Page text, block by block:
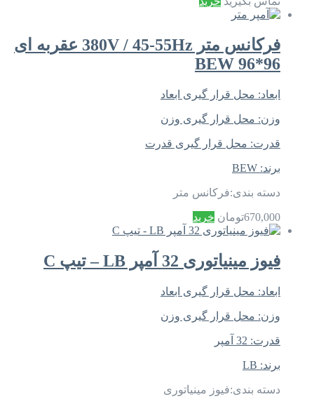
فرکانس متر 380V / 45-55Hz عقربه ای
96*96 BEW
ابعاد: محل قرار گیری ابعاد
وزن: محل قرار گیری وزن
قدرت: محل قرار گیری قدرت
برند: BEW
دسته بندی:فرکانس متر
670,000تومان خرید
فیوز مینیاتوری 32 آمپر LB – تیپ C
ابعاد: محل قرار گیری ابعاد
وزن: محل قرار گیری وزن
قدرت: 32 آمپر
برند: LB
دسته بندی:فیوز مینیاتوری